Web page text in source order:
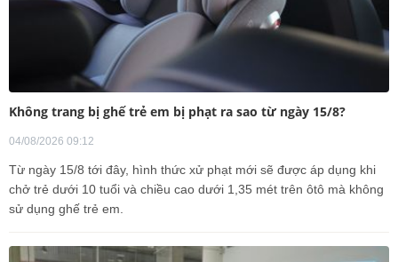
Không trang bị ghế trẻ em bị phạt ra sao từ ngày 15/8?
04/08/2026 09:12
Từ ngày 15/8 tới đây, hình thức xử phạt mới sẽ được áp dụng khi
chở trẻ dưới 10 tuổi và chiều cao dưới 1,35 mét trên ôtô mà không
sử dụng ghế trẻ em.